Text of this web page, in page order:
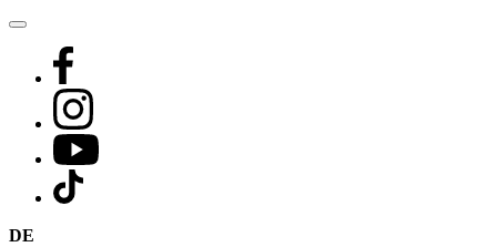
Zum
springen
DE